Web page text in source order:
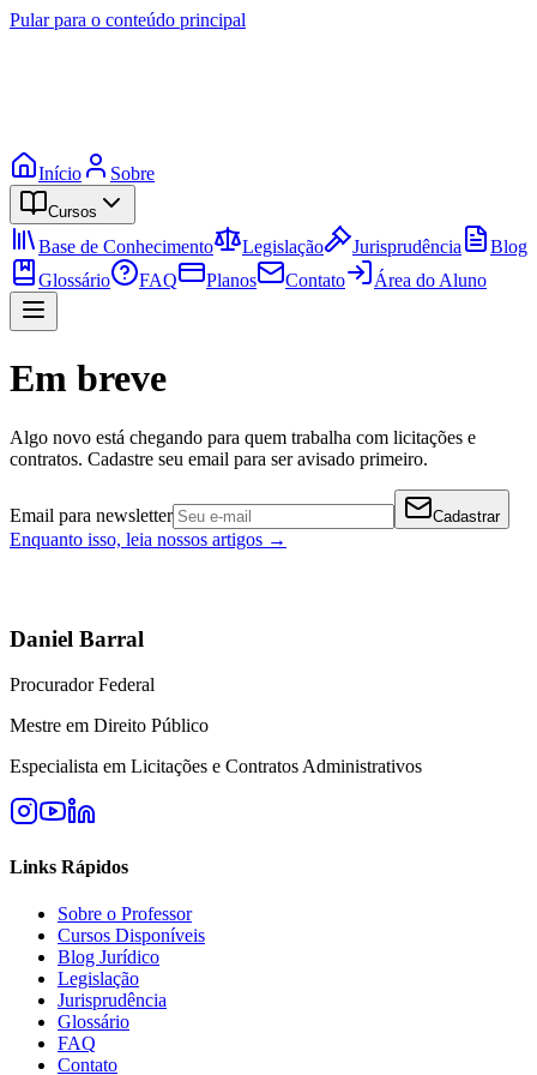
Pular para o conteúdo principal
Início Sobre
Cursos
Base de Conhecimento Legislação Jurisprudência
Blog
Glossário
FAQ Planos Contato Área do Aluno
Em breve
Algo novo está chegando para quem trabalha com licitações e
contratos. Cadastre seu email para ser avisado primeiro.
Email para newsletter Cadastrar
Enquanto isso, leia nossos artigos →
Daniel Barral
Procurador Federal
Mestre em Direito Público
Especialista em Licitações e Contratos Administrativos
Links Rápidos
Sobre o Professor
Cursos Disponíveis
Blog Jurídico
Legislação
Jurisprudência
Glossário
FAQ
Contato